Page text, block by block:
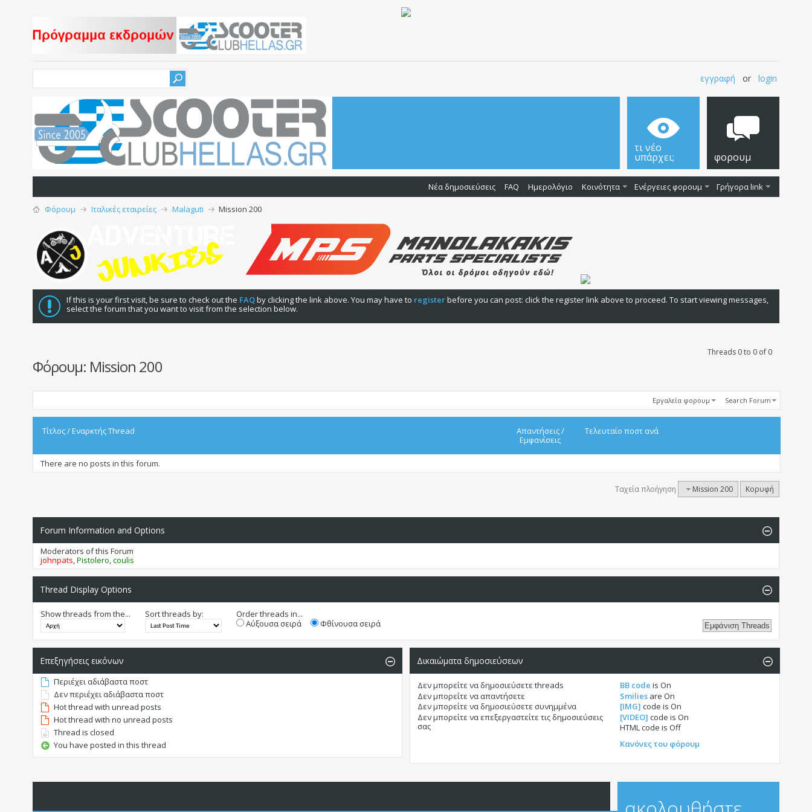
εγγραφή or login
τι νέο
υπάρχει; φορουμ
Νέα δημοσιεύσεις FAQ Ημερολόγιο Κοινότητα Ενέργειες φορουμ Γρήγορα link
Φόρουμ Iταλικές εταιρείες Malaguti Mission 200
If this is your first visit, be sure to check out the FAQby clicking the link above. You may have to registerbefore you can post: click the register link above to proceed. To start viewing messages,
select the forum that you want to visit from the selection below.
Threads 0 to 0 of 0
Φόρουμ: Mission 200
Εργαλεία φορουμ Search Forum
Τίτλος/Εναρκτής Thread Απαντήσεις/
Εμφανίσεις
Τελευταίο ποστ ανά
There are no posts in this forum.
Ταχεία πλοήγηση Mission 200 Κορυφή
Forum Information and Options
Moderators of this Forum
johnpats,Pistolero,coulis
Thread Display Options
Show threads from the... Sort threads by:
Order threads in...
Αύξουσα σειρά
Φθίνουσα σειρά
Επεξηγήσεις εικόνων
Περιέχει αδιάβαστα ποστ
Δεν περιέχει αδιάβαστα ποστ
Hot thread with unread posts
Hot thread with no unread posts
Thread is closed
You have posted in this thread
Δικαιώματα δημοσιεύσεων
Δεν μπορείτε να δημοσιεύσετε threads
Δεν μπορείτε να απαντήσετε
Δεν μπορείτε να δημοσιεύσετε συνημμένα
Δεν μπορείτενα επεξεργαστείτε τις δημοσιεύσεις
σας
BB code is On
Smiliesare On
[IMG] code is On
[VIDEO] code is On
HTML code is Off
Κανόνες του φόρουμ